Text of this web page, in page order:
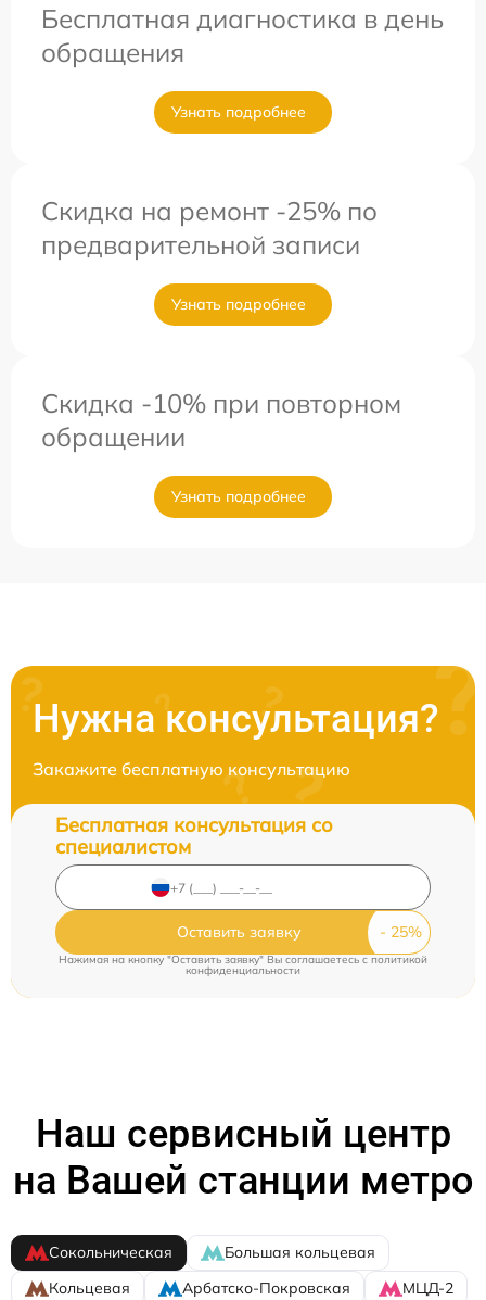
Бесплатная диагностика в день
обращения
Узнать подробнее
Скидка на ремонт -25% по
предварительной записи
Узнать подробнее
Скидка -10% при повторном
обращении
Узнать подробнее
Нужна консультация?
Закажите бесплатную консультацию
Бесплатная консультация со
специалистом
Оставить заявку
Нажимая на кнопку "Оставить заявку" Вы соглашаетесь c политикой
конфиденциальности
Наш сервисный центр
на Вашей станции метро
Сокольническая
Большая кольцевая
Кольцевая
Арбатско-Покровская
МЦД-2